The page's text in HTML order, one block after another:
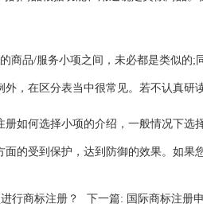
品/服务小项之间，未必都是类似的;
，在区分表当中很常见。若不认真研
册如何选择小项的介绍，一般情况下选
的受到保护，达到防御的效果。如果
行商标注册？ 下一篇: 国际商标注册